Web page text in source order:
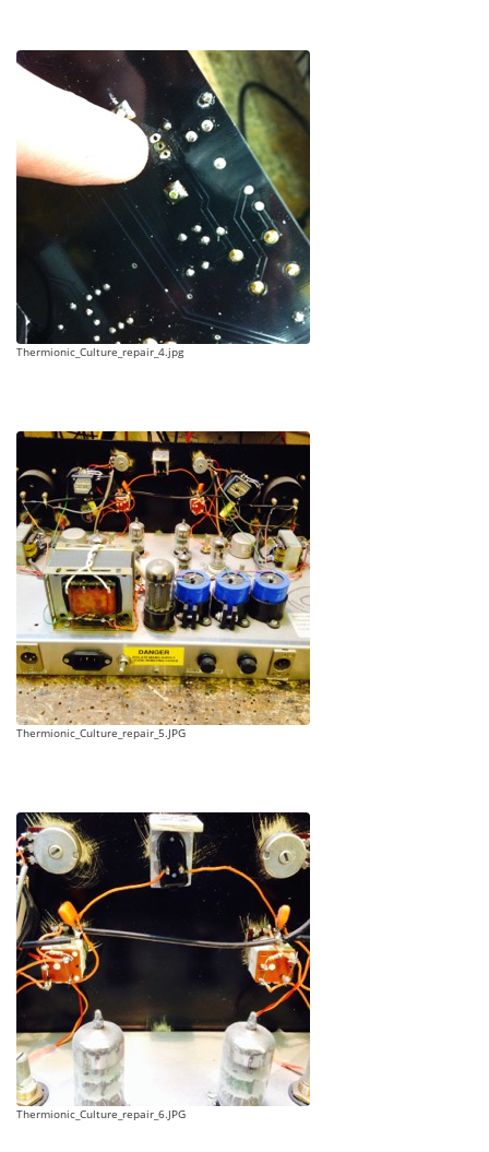
Thermionic_Culture_repair_4.jpg
Thermionic_Culture_repair_5.JPG
Thermionic_Culture_repair_6.JPG